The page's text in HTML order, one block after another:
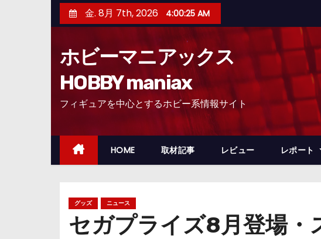
ン
ッ
金. 8月 7th, 2026 4:00:26 AM
ホビーマニアックス
HOBBY maniax
フィギュアを中心とするホビー系情報サイト
HOME 取材記事 レビュー レポート
グッズ ニュース
セガプライズ8月登場